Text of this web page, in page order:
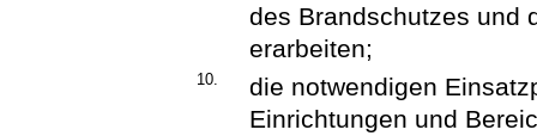
des Brandschutzes und
erarbeiten;
10.
die notwendigen
Einrichtungen und